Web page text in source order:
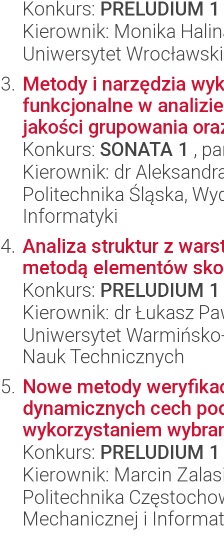
Konkurs: PRELUDIUM 1
Kierownik: Monika
Uniwersytet
Metody i narzędzia
funkcjonalne w
jakości grupowania
Konkurs: SONATA 1 ,
Kierownik: dr
Politechnika Śląska,
Informatyki
Analiza struktur z
metodą elementów
Konkurs: PRELUDIUM 1
Kierownik: dr Łukasz
Uniwersytet
Nauk Technicznych
Nowe metody
dynamicznych cech
wykorzystaniem
Konkurs: PRELUDIUM 1
Kierownik: Marcin
Politechnika
Mechanicznej i